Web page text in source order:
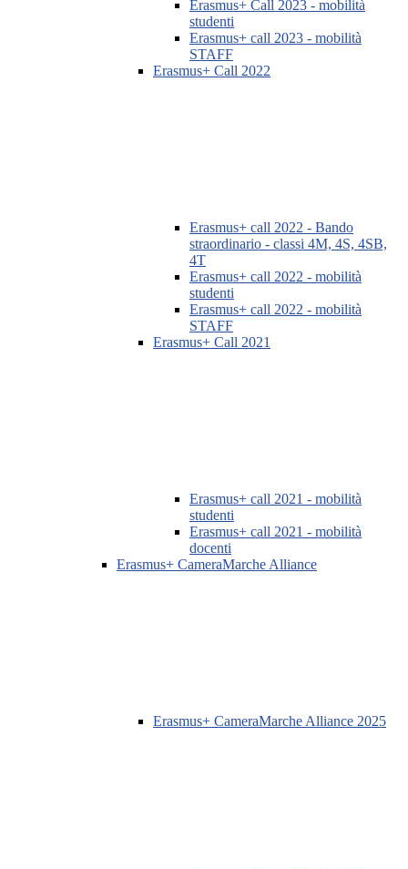
Erasmus+ Call 2023 - mobilità
studenti
Erasmus+ call 2023 - mobilità
STAFF
Erasmus+ Call 2022
Erasmus+ call 2022 - Bando
straordinario - classi 4M, 4S, 4SB,
4T
Erasmus+ call 2022 - mobilità
studenti
Erasmus+ call 2022 - mobilità
STAFF
Erasmus+ Call 2021
Erasmus+ call 2021 - mobilità
studenti
Erasmus+ call 2021 - mobilità
docenti
Erasmus+ CameraMarche Alliance
Erasmus+ CameraMarche Alliance 2025